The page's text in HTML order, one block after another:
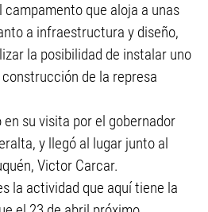
que aloja a unas
a infraestructura y diseño,
la posibilidad de instalar uno
de la represa
su visita por el gobernador
y llegó al lugar junto al
Victor Carcar.
la actividad que aquí tiene la